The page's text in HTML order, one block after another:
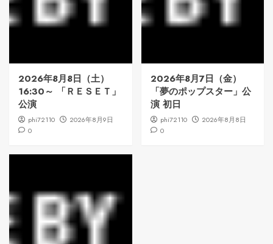
2026年8月8日（土）
16:30～ 「ＲＥＳＥＴ」
公演
phi72110
2026年8月9日
0
2026年8月7日（金）
「夢のポップスター」公
演 初日
phi72110
2026年8月8日
0